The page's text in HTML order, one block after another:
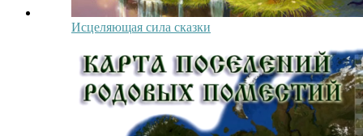
Исцеляющая сила сказки